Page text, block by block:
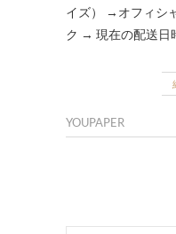
イズ） →オフィシ
ク → 現在の配送日
YOUPAPER